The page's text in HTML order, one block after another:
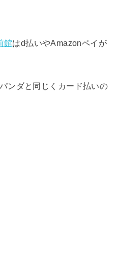
館はd払いやAmazonペイが
ンダと同じくカード払いの